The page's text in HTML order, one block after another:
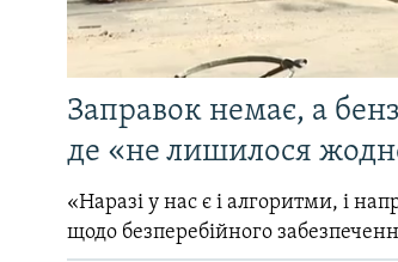
Заправок немає, а
де «не лишилося
«Наразі у нас є і алгоритми, і
щодо безперебійного